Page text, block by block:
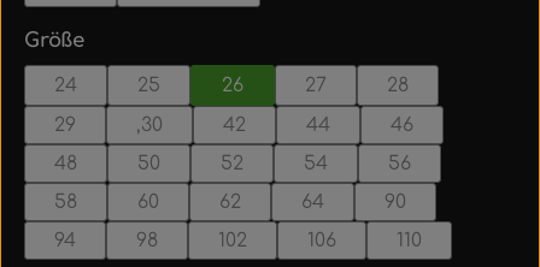
Größeauswählen
24 25 26 27
28
29
,30 42 44
46
48
50 52 54
56
58
60 62 64
90
94
98 102 106 110